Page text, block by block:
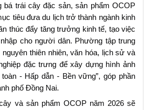
bá trái cây đặc sản, sản phẩm OCOP
tiêu đưa du lịch trở thành ngành kinh
thúc đẩy tăng trưởng kinh tế, tạo việc
cho người dân. Phường tập trung
thiên nhiên, văn hóa, lịch sử và
đặc trưng để xây dựng hình ảnh
- Hấp dẫn - Bền vững”, góp phần
phố Đồng Nai.
và sản phẩm OCOP năm 2026 sẽ